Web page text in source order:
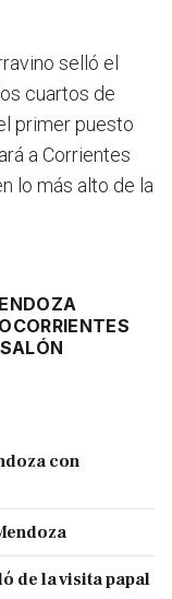
selló el
cuartos de
primer puesto
a Corrientes
lo más alto de la
CORRIENTES
con
de la visita papal